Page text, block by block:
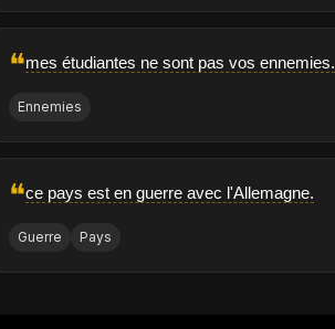
❝mes étudiantes ne sont pas vos ennemies.
Ennemies
❝ce pays est en guerre avec l'Allemagne.
Guerre Pays